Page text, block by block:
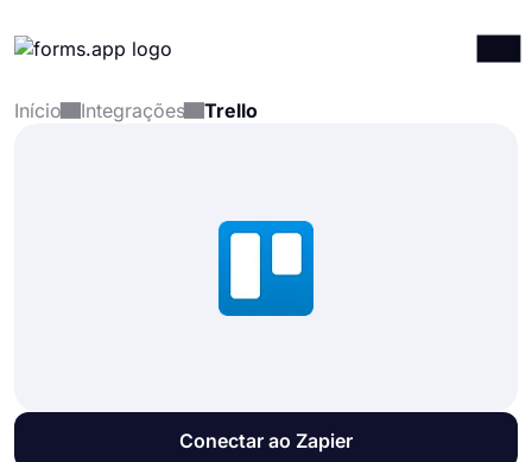
Produtos
Início Integrações Trello
Conectar ao Zapier